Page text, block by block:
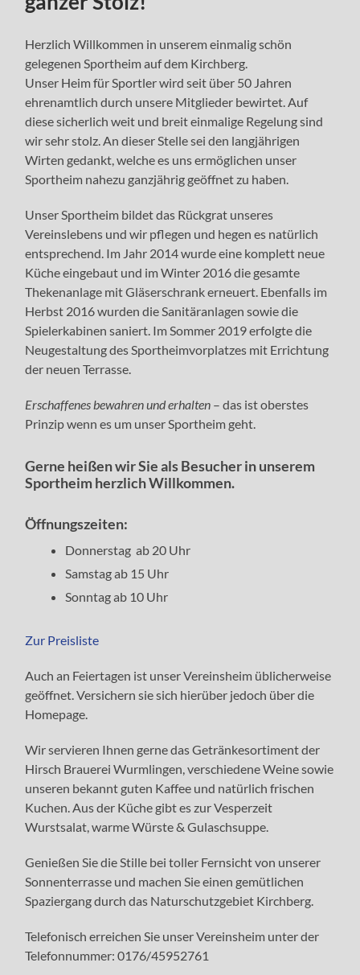
Herzlich Willkommen in unserem einmalig schön
gelegenen Sportheim auf dem Kirchberg.
Unser Heim für Sportler wird seit über 50 Jahren
ehrenamtlich durch unsere Mitglieder bewirtet. Auf
diese sicherlich weit und breit einmalige Regelung sind
wir sehr stolz. An dieser Stelle sei den langjährigen
Wirten gedankt, welche es uns ermöglichen unser
Sportheim nahezu ganzjährig geöffnet zu haben.
Unser Sportheim bildet das Rückgrat unseres
Vereinslebens und wir pflegen und hegen es natürlich
entsprechend. Im Jahr 2014 wurde eine komplett neue
Küche eingebaut und im Winter 2016 die gesamte
Thekenanlage mit Gläserschrank erneuert. Ebenfalls im
Herbst 2016 wurden die Sanitäranlagen sowie die
Spielerkabinen saniert. Im Sommer 2019 erfolgte die
Neugestaltung des Sportheimvorplatzes mit Errichtung
der neuen Terrasse.
Erschaffenes bewahren und erhalten – das ist oberstes
Prinzip wenn es um unser Sportheim geht.
Gerne heißen wir Sie als Besucher in unserem
Sportheim herzlich Willkommen.
Öffnungszeiten:
Donnerstag ab 20 Uhr
Samstag ab 15 Uhr
Sonntag ab 10 Uhr
Zur Preisliste
Auch an Feiertagen ist unser Vereinsheim üblicherweise
geöffnet. Versichern sie sich hierüber jedoch über die
Homepage.
Wir servieren Ihnen gerne das Getränkesortiment der
Hirsch Brauerei Wurmlingen, verschiedene Weine sowie
unseren bekannt guten Kaffee und natürlich frischen
Kuchen. Aus der Küche gibt es zur Vesperzeit
Wurstsalat, warme Würste & Gulaschsuppe.
Genießen Sie die Stille bei toller Fernsicht von unserer
Sonnenterrasse und machen Sie einen gemütlichen
Spaziergang durch das Naturschutzgebiet Kirchberg.
Telefonisch erreichen Sie unser Vereinsheim unter der
Telefonnummer: 0176/45952761